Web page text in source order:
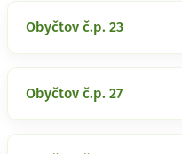
Obyčtov č.p. 23
Obyčtov č.p. 27